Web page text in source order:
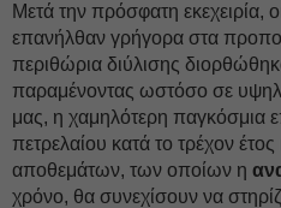
Μετά την πρόσφατη εκεχειρία,
επανήλθαν γρήγορα στα
περιθώρια διύλισης
παραμένοντας ωστόσο σε
μας, η χαμηλότερη παγκόσμια
πετρελαίου κατά το τρέχον
αποθεμάτων, των οποίων η
χρόνο, θα συνεχίσουν να